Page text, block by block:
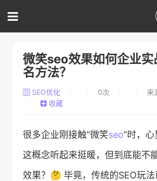
微笑seo效果如何企业实
名方法？
SEO优化 0次
来
收藏
很多企业刚接触“微笑seo”时，心
这概念听起来挺暖，但到底能不
效果？🤔 毕竟，传统的SEO玩